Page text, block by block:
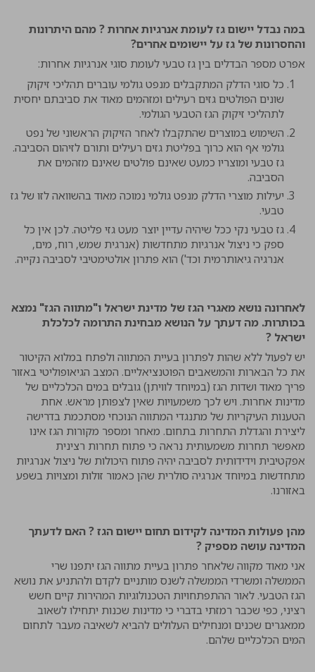
במה נבדל יישום גז לעומת אנרגיות אחרות ? מהם היתרונות
והחסרונות של גז על יישומים אחרים?
אפרט מספר הבדלים בין גז טבעי לעומת סוגי אנרגיות אחרות:
כל סוגי הדלק המתקבלים מנפט גולמי עוברים תהליכי זיקוק
שונים הפולטים גזים רעילים ומזהמים מאוד את סביבתם יחסית
לתהליכי זיקוק הגז הטבעי הגולמי.
השימוש במוצרים שהתקבלו לאחר הזיקוק הראשוני של נפט
גולמי אף הוא כרוך בפליטת גזים רעילים ותורם לזיהום הסביבה.
גז טבעי ומוצריו כמעט שאינם פולטים שאינם מזהמים את
הסביבה.
יעילות מוצרי הדלק מנפט גולמי נמוכה מאוד בהשוואה לזו של גז
טבעי.
גז טבעי נקי ככל שיהיה עדיין יוצר מעט גזי פליטה. לכן אין כל
ספק כי ניצול אנרגיות מתחדשות (אנרגית שמש, רוח, מים,
אנרגיה גיאותרמית וכד') הוא פתרון אולטימטיבי לסביבה נקייה.
לאחרונה נושא מאגרי הגז של מדינת ישראל ו"מתווה הגז" נמצא
בכותרות. מה דעתך על הנושא מבחינת התרומה לכלכלת
ישראל ?
יש לפעול ללא שהות לפתרון בעיית המתווה ולפתח במלוא הקיטור
את כל הבארות והמשאבים הפוטנציאליים. המצב הגיאופוליטי באזור
פריך מאוד ושדות הגז (במיוחד לוויתן) גובלים במים הכלכליים של
מדינות אחרות. ויש לכך משמעויות שאין לצפותן מראש. אחת
הטענות העיקריות של מתנגדי המתווה הנוכחי מסתכמת בדרישה
ליצירת והגדלת התחרות בתחום. מאחר ומספר מקורות הגז אינו
מאפשר תחרות משמעותית נראה כי פתוח תחרות רצינית
אפקטיבית וידידותית לסביבה יהיה פתוח היכולות של ניצול אנרגיות
מתחדשות במיוחד אנרגיה סולרית שהן כאמור זולות ומצויות בשפע
באזורנו.
מהן פעולות המדינה לקידום תחום יישום הגז ? האם לדעתך
המדינה עושה מספיק ?
אני מאוד מקווה שלאחר פתרון בעיית מתווה הגז יתפנו שרי
הממשלה ומשרדי הממשלה לשנס מותניים לקדם ולהתניע את נושא
הגז הטבעי. לאור ההתפתחויות הטכנולוגיות המהירות קיים חשש
רציני, כפי שכבר רמזתי בדברי כי מדינות שכנות יתחילו לשאוב
ממאגרים שכנים ומנחילים העלולים להביא לשאיבה מעבר לתחום
המים הכלכליים שלהם.